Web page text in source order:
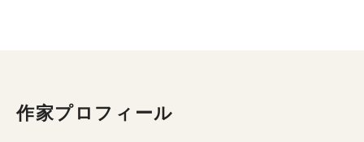
作家プロフィール